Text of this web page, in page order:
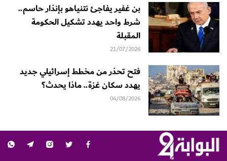
بن غفير يفاجئ نتنياهو بإنذار حاسم..
شرط واحد يهدد تشكيل الحكومة
المقبلة
21/07/2026
فتح تحذر من مخطط إسرائيلي جديد
يهدد سكان غزة.. ماذا يحدث؟
04/08/2026